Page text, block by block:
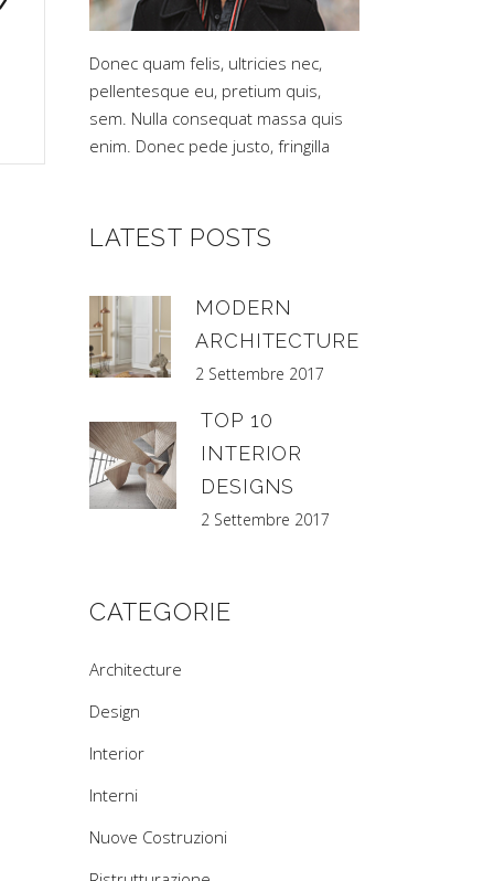
Donec quam felis, ultricies nec,
pellentesque eu, pretium quis,
sem. Nulla consequat massa quis
enim. Donec pede justo, fringilla
LATEST POSTS
MODERN
ARCHITECTURE
2 Settembre 2017
TOP 10
INTERIOR
DESIGNS
2 Settembre 2017
CATEGORIE
Architecture
Design
Interior
Interni
Nuove Costruzioni